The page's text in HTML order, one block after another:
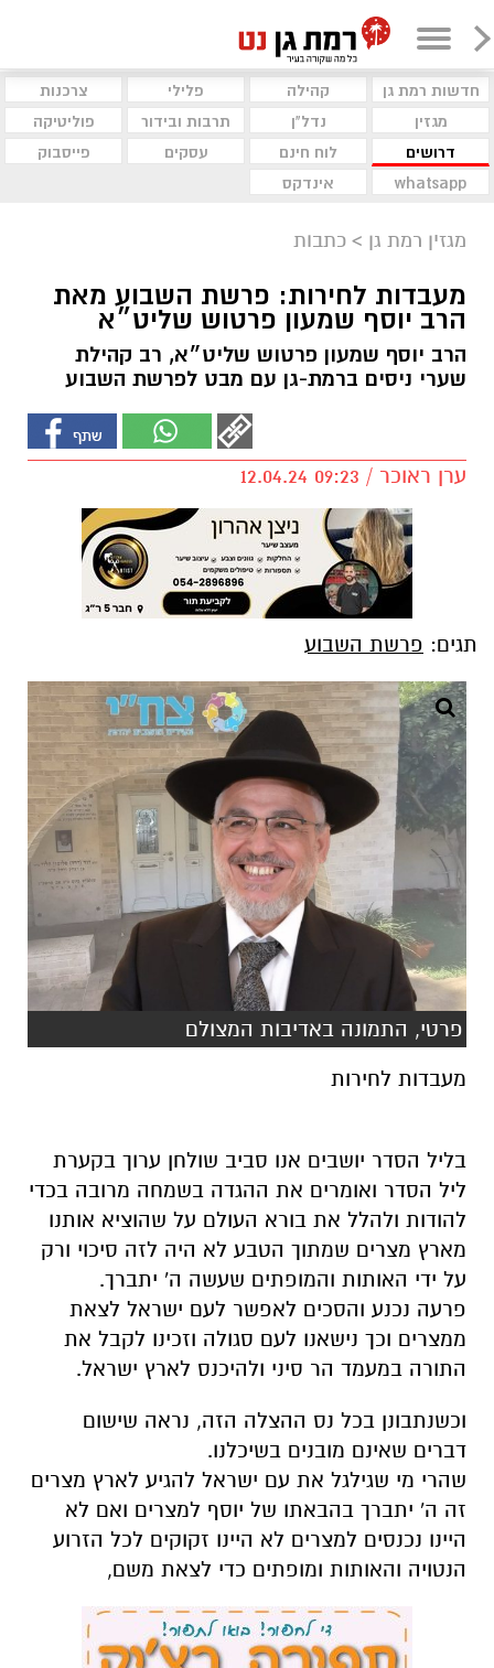
חדשות רמת גן קהילה פלילי
צרכנות
מגזין
נדל"ן תרבות ובידור
פוליטיקה
דרושים
לוח חינם עסקים
פייסבוק
whatsapp
אינדקס
מגזין רמת גן > כתבות
מעבדות לחירות: פרשת השבוע מאת
הרב יוסף שמעון פרטוש שליט״א
הרב יוסף שמעון פרטוש שליט״א, רב קהילת
שערי ניסים ברמת-גן עם מבט לפרשת השבוע
ערן ראוכר / 09:23 12.04.24
תגים: פרשת השבוע
פרטי, התמונה באדיבות המצולם
מעבדות לחירות
בליל הסדר יושבים אנו סביב שולחן ערוך בקערת
ליל הסדר ואומרים את ההגדה בשמחה מרובה בכדי
להודות ולהלל את בורא העולם על שהוציא אותנו
מארץ מצרים שמתוך הטבע לא היה לזה סיכוי ורק
על ידי האותות והמופתים שעשה ה' יתברך.
פרעה נכנע והסכים לאפשר לעם ישראל לצאת
ממצרים וכך נישאנו לעם סגולה וזכינו לקבל את
התורה במעמד הר סיני ולהיכנס לארץ ישראל.
וכשנתבונן בכל נס ההצלה הזה, נראה שישום
דברים שאינם מובנים בשיכלנו.
שהרי מי שגילגל את עם ישראל להגיע לארץ מצרים
זה ה' יתברך בהבאתו של יוסף למצרים ואם לא
היינו נכנסים למצרים לא היינו זקוקים לכל הזרוע
הנטויה והאותות ומופתים כדי לצאת משם,